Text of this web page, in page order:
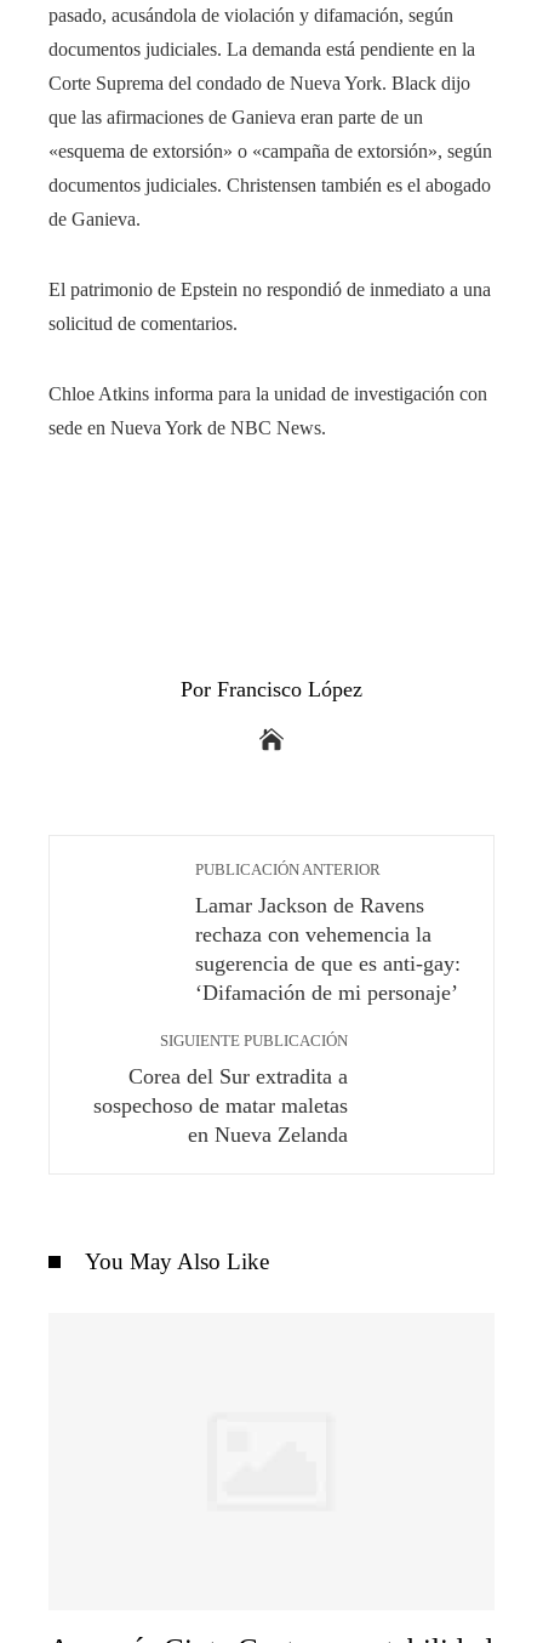
pasado, acusándola de violación y difamación, según
documentos judiciales. La demanda está pendiente en la
Corte Suprema del condado de Nueva York. Black dijo
que las afirmaciones de Ganieva eran parte de un
«esquema de extorsión» o «campaña de extorsión», según
documentos judiciales. Christensen también es el abogado
de Ganieva.
El patrimonio de Epstein no respondió de inmediato a una
solicitud de comentarios.
Chloe Atkins informa para la unidad de investigación con
sede en Nueva York de NBC News.
Por Francisco López
PUBLICACIÓN ANTERIOR
Lamar Jackson de Ravens
rechaza con vehemencia la
sugerencia de que es anti-gay:
‘Difamación de mi personaje’
SIGUIENTE PUBLICACIÓN
Corea del Sur extradita a
sospechoso de matar maletas
en Nueva Zelanda
You May Also Like